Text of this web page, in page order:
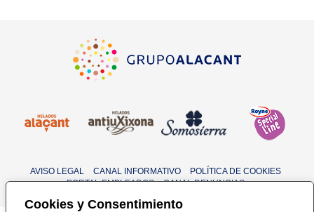
Cookies y Consentimiento
AVISO LEGAL CANAL INFORMATIVO
POLÍTICA DE COOKIES
PORTAL EMPLEADOS
CANAL DENUNCIAS